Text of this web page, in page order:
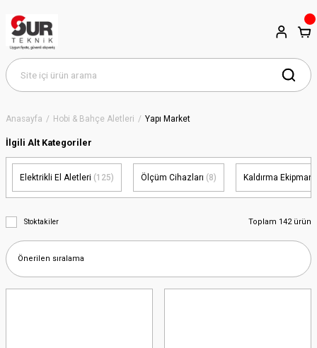
Anasayfa Hobi & Bahçe Aletleri Yapı Market
İlgili Alt Kategoriler
Elektrikli El Aletleri (125) Ölçüm Cihazları (8) Kaldırma
Stoktakiler Toplam 142 ürün